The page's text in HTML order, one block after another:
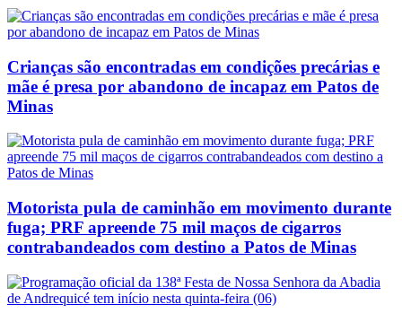
Crianças são encontradas em condições precárias e
mãe é presa por abandono de incapaz em Patos de
Minas
Motorista pula de caminhão em movimento durante
fuga; PRF apreende 75 mil maços de cigarros
contrabandeados com destino a Patos de Minas